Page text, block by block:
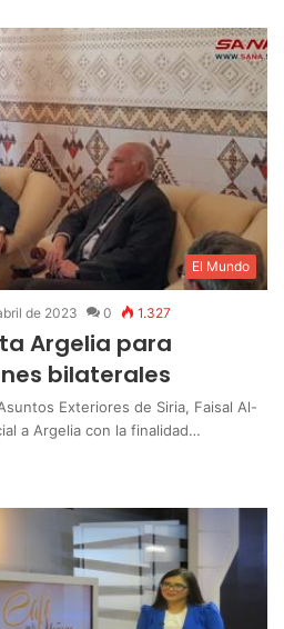
El Mundo
de 2023 0 1.327
Argelia para
bilaterales
Exteriores de Siria, Faisal Al-
a Argelia con la finalidad…